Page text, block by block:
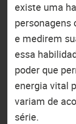
existe uma
personagens
e medirem
essa
poder que
energia vital
variam de
série.